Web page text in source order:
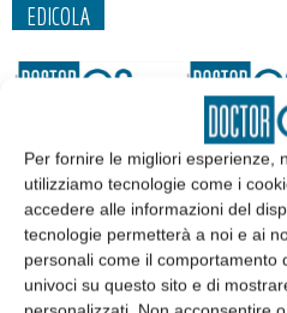
Per fornire le migliori esperienze,
utilizziamo tecnologie come i
accedere alle informazioni del
tecnologie permetterà a noi e ai
personali come il comportamento
univoci su questo sito e di
EDICOLA